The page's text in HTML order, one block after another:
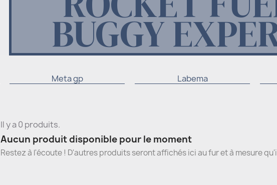
BUGGY
Meta gp Labema
Il y a 0 produits.
Aucun produit disponible pour le moment
Restez à l'écoute ! D'autres produits seront affichés ici au fur et à mesure